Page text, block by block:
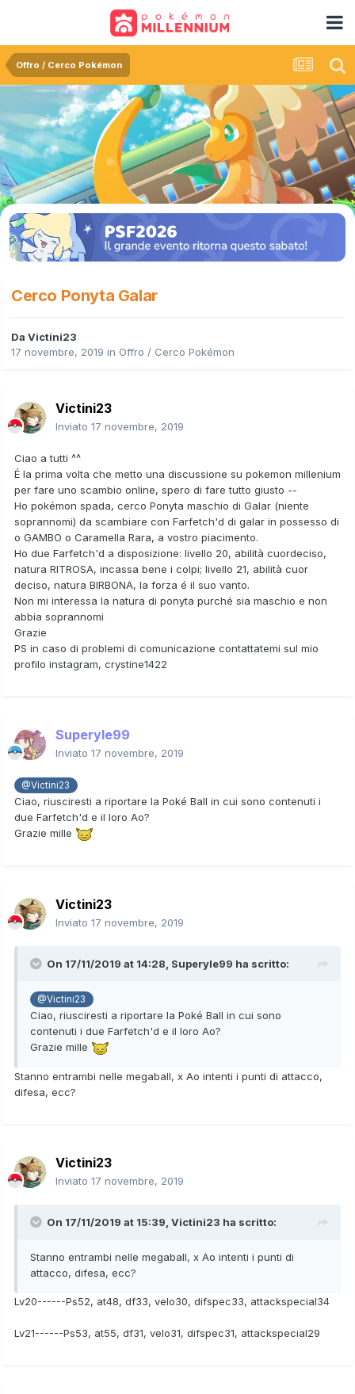
Offro / Cerco Pokémon
Cerco Ponyta Galar
Da Victini23
17 novembre, 2019 in Offro / Cerco Pokémon
Victini23
Inviato 17 novembre, 2019
Ciao a tutti ^^
É la prima volta che metto una discussione su pokemon millenium
per fare uno scambio online, spero di fare tutto giusto --
Ho pokémon spada, cerco Ponyta maschio di Galar (niente
soprannomi) da scambiare con Farfetch'd di galar in possesso di
o GAMBO o Caramella Rara, a vostro piacimento.
Ho due Farfetch'd a disposizione: livello 20, abilità cuordeciso,
natura RITROSA, incassa bene i colpi; livello 21, abilità cuor
deciso, natura BIRBONA, la forza é il suo vanto.
Non mi interessa la natura di ponyta purché sia maschio e non
abbia soprannomi
Grazie
PS in caso di problemi di comunicazione contattatemi sul mio
profilo instagram, crystine1422
Superyle99
Inviato 17 novembre, 2019
@Victini23
Ciao, riusciresti a riportare la Poké Ball in cui sono contenuti i
due Farfetch'd e il loro Ao?
Grazie mille
Victini23
Inviato 17 novembre, 2019
On 17/11/2019 at 14:28, Superyle99 ha scritto:
@Victini23
Ciao, riusciresti a riportare la Poké Ball in cui sono
contenuti i due Farfetch'd e il loro Ao?
Grazie mille
Stanno entrambi nelle megaball, x Ao intenti i punti di attacco,
difesa, ecc?
Victini23
Inviato 17 novembre, 2019
On 17/11/2019 at 15:39, Victini23 ha scritto:
Stanno entrambi nelle megaball, x Ao intenti i punti di
attacco, difesa, ecc?
Lv20------Ps52, at48, df33, velo30, difspec33, attackspecial34
Lv21------Ps53, at55, df31, velo31, difspec31, attackspecial29